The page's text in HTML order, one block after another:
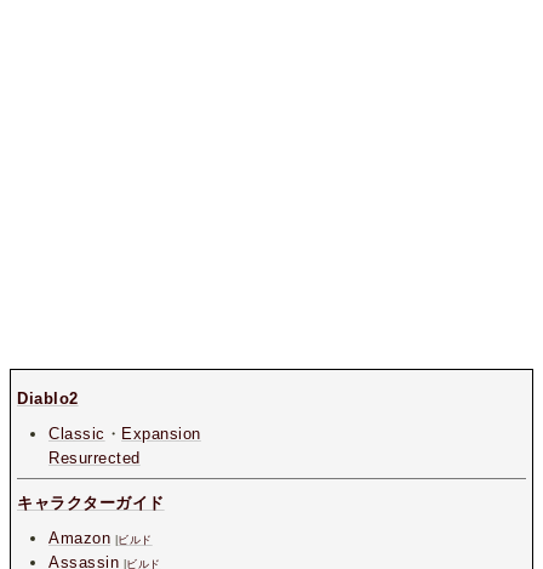
Diablo2
Classic ・ Expansion
Resurrected
キャラクターガイド
Amazon
ビルド
Assassin ビルド